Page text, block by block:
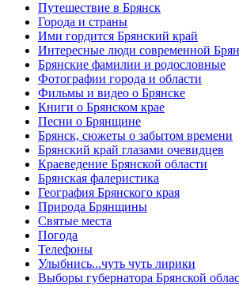
Путешествие в Брянск
Города и страны
Ими гордится Брянский край
Интересные люди современной
Брянские фамилии и родословные
Фотографии города и области
Фильмы и видео о Брянске
Книги о Брянском крае
Песни о Брянщине
Брянск, сюжеты о забытом времени
Брянский край глазами очевидцев
Краеведение Брянской области
Брянская фалеристика
География Брянского края
Природа Брянщины
Святые места
Погода
Телефоны
Улыбнись...чуть чуть лирики
Выборы губернатора Брянской